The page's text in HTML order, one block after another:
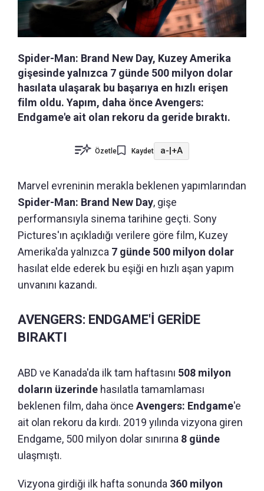
Spider-Man: Brand New Day, Kuzey Amerika
gişesinde yalnızca 7 günde 500 milyon dolar
hasılata ulaşarak bu başarıya en hızlı erişen
film oldu. Yapım, daha önce Avengers:
Endgame'e ait olan rekoru da geride bıraktı.
Özetle Kaydet a-|+A
Marvel evreninin merakla beklenen yapımlarından
Spider-Man: Brand New Day, gişe
performansıyla sinema tarihine geçti. Sony
Pictures'ın açıkladığı verilere göre film, Kuzey
Amerika'da yalnızca 7 günde 500 milyon dolar
hasılat elde ederek bu eşiği en hızlı aşan yapım
unvanını kazandı.
AVENGERS: ENDGAME'İ GERİDE
BIRAKTI
ABD ve Kanada'da ilk tam haftasını 508 milyon
doların üzerinde hasılatla tamamlaması
beklenen film, daha önce Avengers: Endgame'e
ait olan rekoru da kırdı. 2019 yılında vizyona giren
Endgame, 500 milyon dolar sınırına 8 günde
ulaşmıştı.
Vizyona girdiği ilk hafta sonunda 360 milyon